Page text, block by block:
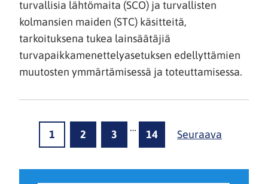
turvallisia lähtömaita (SCO) ja turvallisten
kolmansien maiden (STC) käsitteitä,
tarkoituksena tukea lainsäätäjiä
turvapaikkamenettelyasetuksen edellyttämien
muutosten ymmärtämisessä ja toteuttamisessa.
1 2 3
…
14 Seuraava